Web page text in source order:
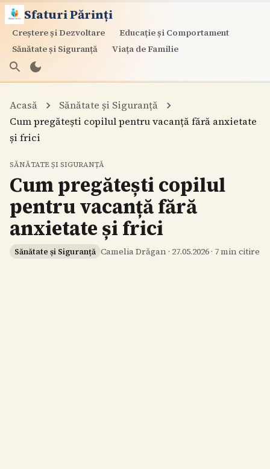
Sfaturi Părinți
Creștere și Dezvoltare
Educație și Comportament
Sănătate și Siguranță
Viața de Familie
Acasă
Sănătate și Siguranță
Cum pregătești copilul pentru vacanță fără anxietate
și frici
SĂNĂTATE ȘI SIGURANȚĂ
Cum pregătești copilul
pentru vacanță fără
anxietate și frici
Sănătate și Siguranță Camelia Drăgan · 27.05.2026 · 7min citire